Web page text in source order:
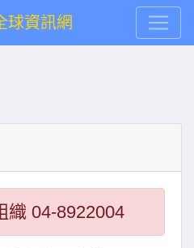
球資訊網
織 04-8922004